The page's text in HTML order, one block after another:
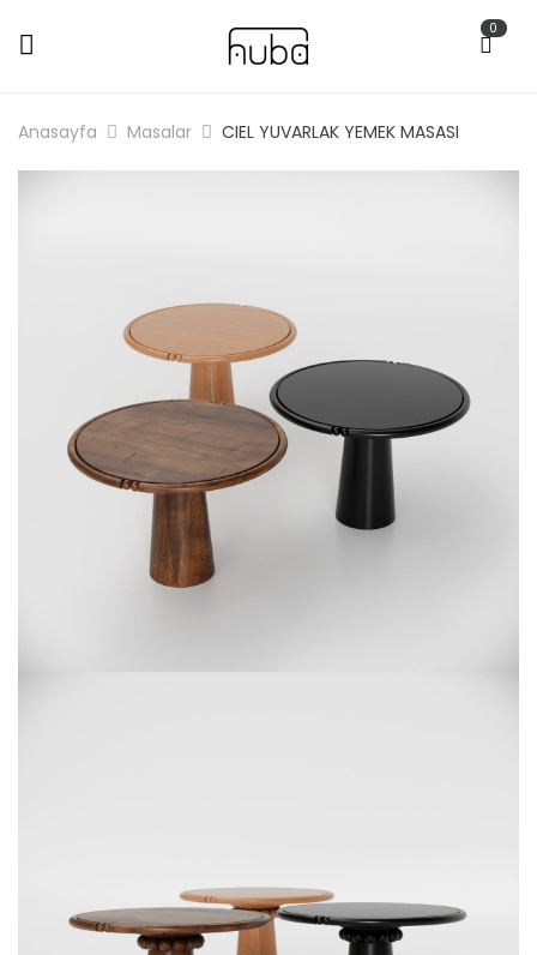
0
Anasayfa Masalar CIEL YUVARLAK YEMEK MASASI